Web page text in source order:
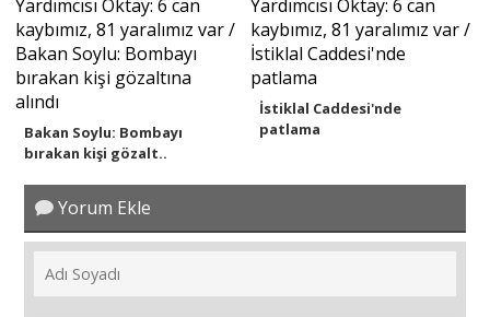
Bakan Soylu: Bombayı
bırakan kişi gözalt..
İstiklal Caddesi'nde
patlama
Yorum Ekle